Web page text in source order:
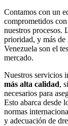
Contamos con un
comprometidos
nuestros procesos.
prioridad, y más de
Venezuela son el
mercado.
Nuestros servicios
más alta calidad,
necesarios para
Esto abarca desde
normas
y adecuación de